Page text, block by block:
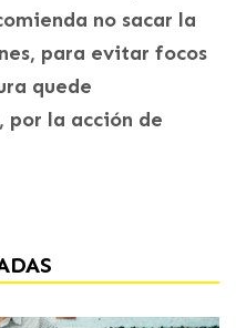
no sacar la
para evitar focos
quede
por la acción de